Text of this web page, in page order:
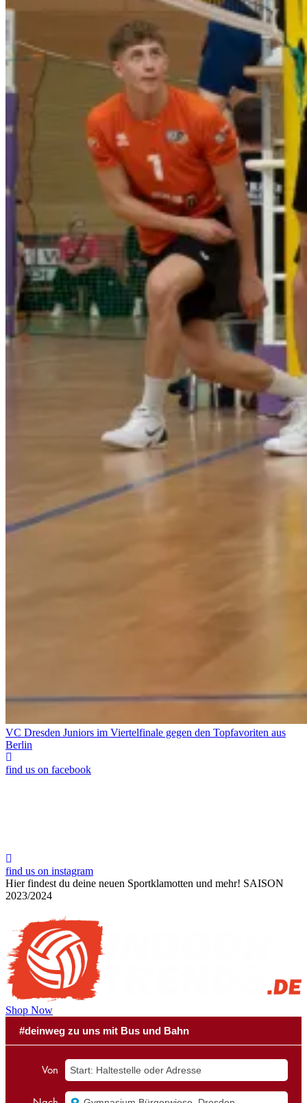
VC Dresden Juniors im Viertelfinale gegen den Topfavoriten aus
Berlin
find us on facebook
find us on instagram
Hier findest du deine neuen Sportklamotten und mehr! SAISON
2023/2024
Shop Now